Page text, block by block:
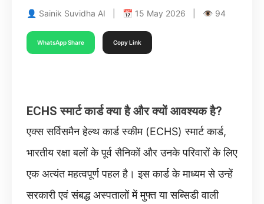
👤 Sainik Suvidha AI | 📅 15 May 2026 | 👁 94
WhatsApp Share Copy Link
ECHS स्मार्ट कार्ड क्या है और क्यों आवश्यक है?
एक्स सर्विसमैन हेल्थ कार्ड स्कीम (ECHS) स्मार्ट कार्ड,
भारतीय रक्षा बलों के पूर्व सैनिकों और उनके परिवारों के लिए
एक अत्यंत महत्वपूर्ण पहल है। इस कार्ड के माध्यम से उन्हें
सरकारी एवं संबद्ध अस्पतालों में मुफ्त या सब्सिडी वाली